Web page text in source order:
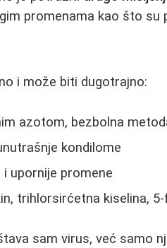
promenama kao što su
i može biti dugotrajno:
azotom, bezbolna
kondilome
i upornije promene
trihlorsirćetna kiselina, 5-
sam virus, već samo